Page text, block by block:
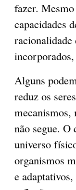
fazer. Mesmo
capacidades
racionalidade
incorporados,
Alguns
reduz os
mecanismos,
não segue. O
universo
organismos
e